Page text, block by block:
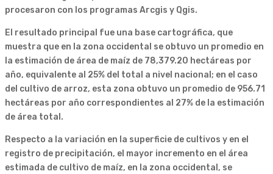
procesaron con los programas Arcgis y Qgis.
El resultado principal fue una base cartográfica, que
muestra que en la zona occidental se obtuvo un promedio en
la estimación de área de maíz de 78,379.20 hectáreas por
año, equivalente al 25% del total a nivel nacional; en el caso
del cultivo de arroz, esta zona obtuvo un promedio de 956.71
hectáreas por año correspondientes al 27% de la estimación
de área total.
Respecto a la variación en la superficie de cultivos y en el
registro de precipitación, el mayor incremento en el área
estimada de cultivo de maíz, en la zona occidental, se